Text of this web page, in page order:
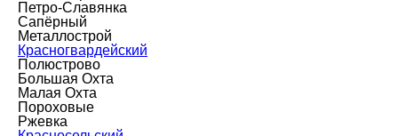
Петро-Славянка
Сапёрный
Металлострой
Красногвардейский
Полюстрово
Большая Охта
Малая Охта
Пороховые
Ржевка